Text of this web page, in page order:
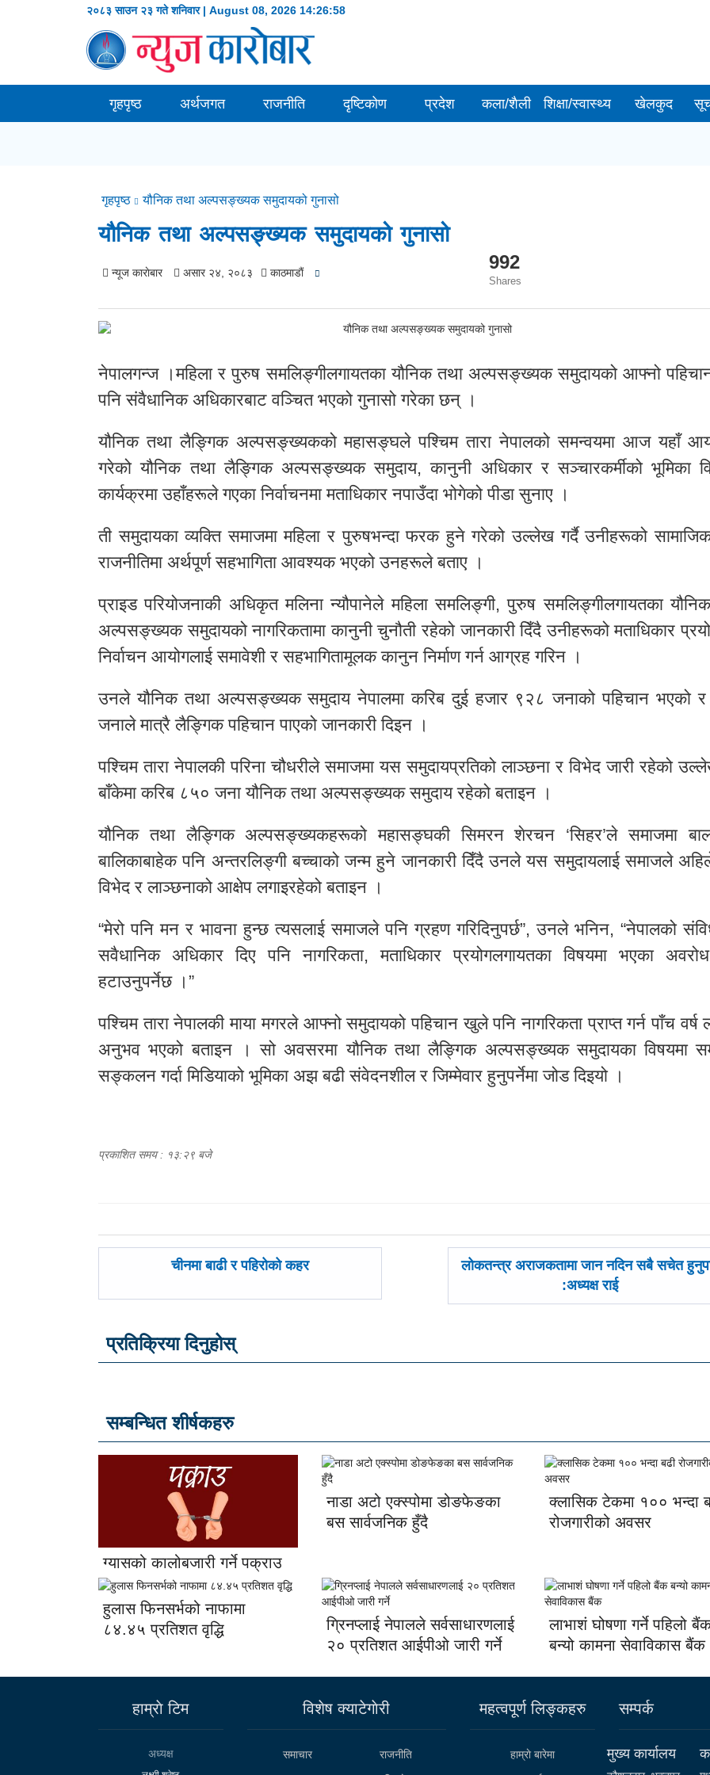
२०८३ साउन २३ गते शनिवार | August 08, 2026 14:26:59
गृहपृष्ठ अर्थजगत राजनीति दृष्टिकोण प्रदेश कला/शैली शिक्षा/स्वास्थ्य खेलकुद
गृहपृष्ठ यौनिक तथा अल्पसङ्ख्यक समुदायको गुनासो
यौनिक तथा अल्पसङ्ख्यक समुदायको गुनासो
न्यूज काराेबार असार २४, २०८३ काठमाडाैं 992
Shares
नेपालगन्ज ।महिला र पुरुष समलिङ्गीलगायतका यौनिक तथा अल्पसङ्ख्यक समुदायको आफ्नो
पनि संवैधानिक अधिकारबाट वञ्चित भएको गुनासो गरेका छन् ।
यौनिक तथा लैङ्गिक अल्पसङ्ख्यकको महासङ्घले पश्चिम तारा नेपालको समन्वयमा आज यहाँ
गरेको यौनिक तथा लैङ्गिक अल्पसङ्ख्यक समुदाय, कानुनी अधिकार र सञ्चारकर्मीको भूमिका
कार्यक्रमा उहाँहरूले गएका निर्वाचनमा मताधिकार नपाउँदा भोगेको पीडा सुनाए ।
ती समुदायका व्यक्ति समाजमा महिला र पुरुषभन्दा फरक हुने गरेको उल्लेख गर्दै उनीहरूको
राजनीतिमा अर्थपूर्ण सहभागिता आवश्यक भएको उनहरूले बताए ।
प्राइड परियोजनाकी अधिकृत मलिना न्यौपानेले महिला समलिङ्गी, पुरुष समलिङ्गीलगायतका
अल्पसङ्ख्यक समुदायको नागरिकतामा कानुनी चुनौती रहेको जानकारी दिँदै उनीहरूको मताधिकार
निर्वाचन आयोगलाई समावेशी र सहभागितामूलक कानुन निर्माण गर्न आग्रह गरिन ।
उनले यौनिक तथा अल्पसङ्ख्यक समुदाय नेपालमा करिब दुई हजार ९२८ जनाको पहिचान भएको
जनाले मात्रै लैङ्गिक पहिचान पाएको जानकारी दिइन ।
पश्चिम तारा नेपालकी परिना चौधरीले समाजमा यस समुदायप्रतिको लाञ्छना र विभेद जारी रहेको
बाँकेमा करिब ८५० जना यौनिक तथा अल्पसङ्ख्यक समुदाय रहेको बताइन ।
यौनिक तथा लैङ्गिक अल्पसङ्ख्यकहरूको महासङ्घकी सिमरन शेरचन ‘सिहर’ले समाजमा
बालिकाबाहेक पनि अन्तरलिङ्गी बच्चाको जन्म हुने जानकारी दिँदै उनले यस समुदायलाई समाजले
विभेद र लाञ्छनाको आक्षेप लगाइरहेको बताइन ।
“मेरो पनि मन र भावना हुन्छ त्यसलाई समाजले पनि ग्रहण गरिदिनुपर्छ”, उनले भनिन, “नेपालको
सवैधानिक अधिकार दिए पनि नागरिकता, मताधिकार प्रयोगलगायतका विषयमा भएका
हटाउनुपर्नेछ ।”
पश्चिम तारा नेपालकी माया मगरले आफ्नो समुदायको पहिचान खुले पनि नागरिकता प्राप्त गर्न पाँच वर्ष
अनुभव भएको बताइन । सो अवसरमा यौनिक तथा लैङ्गिक अल्पसङ्ख्यक समुदायका विषयमा
सङ्कलन गर्दा मिडियाको भूमिका अझ बढी संवेदनशील र जिम्मेवार हुनुपर्नेमा जोड दिइयो ।
प्रकाशित समय : १३:२९ बजे
पछिल्लाे
चीनमा बाढी र पहिरोको कहर
अघिल्लाे
लोकतन्त्र अराजकतामा जान नदिन सबै सचेत
:अध्यक्ष राई
प्रतिक्रिया दिनुहोस्
सम्बन्धित शीर्षकहरु
ग्यासको कालोबजारी गर्ने पक्राउ
नाडा अटो एक्स्पोमा डोङफेङका
बस सार्वजनिक हुँदै
क्लासिक टेकमा १०० भन्दा
रोजगारीको अवसर
हुलास फिनसर्भको नाफामा
८४.४५ प्रतिशत वृद्धि
ग्रिनप्लाई नेपालले सर्वसाधारणलाई
२० प्रतिशत आईपीओ जारी गर्ने
लाभाशं घोषणा गर्ने पहिलो
बन्यो कामना सेवाविकास बैंक
हाम्राे टिम
अध्यक्ष
विशेष क्याटेगाेरी
समाचार
राजनीति
महत्वपूर्ण लिङ्कहरु
हाम्राे बारेमा
सम्पर्क
मुख्य कार्यालय